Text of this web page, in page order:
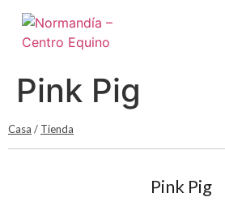
Pink Pig
Casa / Tienda
Pink Pig